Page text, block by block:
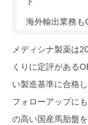
海外輸出業務も
メディシナ製薬は
くりに定評がある
い製造基準に合格
フォローアップに
の高い国産馬胎盤